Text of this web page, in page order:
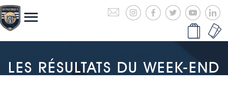
LES RÉSULTATS DU WEEK-END